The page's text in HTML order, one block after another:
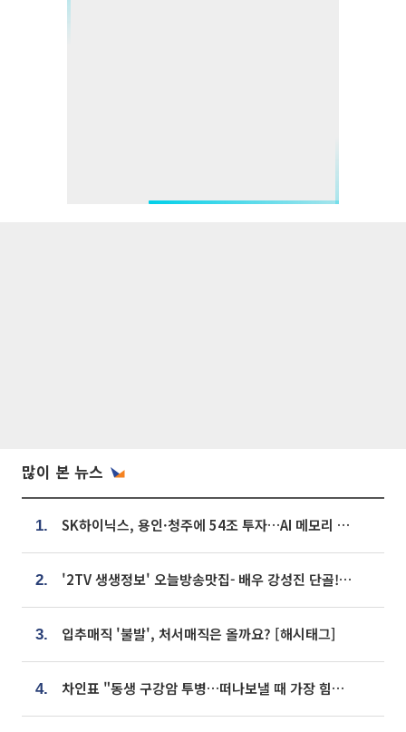
많이 본 뉴스
1. SK하이닉스, 용인·청주에 54조 투자…AI 메모리 생산기지 키운다
2. '2TV 생생정보' 오늘방송맛집- 배우 강성진 단골! 쌀국수ㆍ푸팟퐁 커리 맛집 '블○○○'
3. 입추매직 '불발', 처서매직은 올까요? [해시태그]
4. 차인표 "동생 구강암 투병…떠나보낼 때 가장 힘들었다”